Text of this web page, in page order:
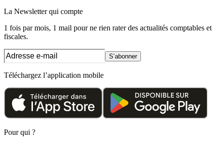
La Newsletterqui compte
1 fois par mois, 1 mail pour ne rien rater des actualités comptables et
fiscales.
S’abonner
Téléchargez l’application mobile
Pour qui ?